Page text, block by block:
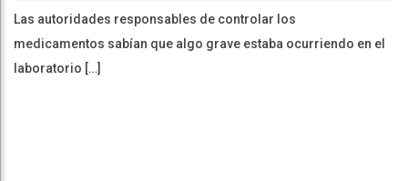
Las autoridades responsables de controlar los
medicamentos sabían que algo grave estaba ocurriendo en el
laboratorio […]